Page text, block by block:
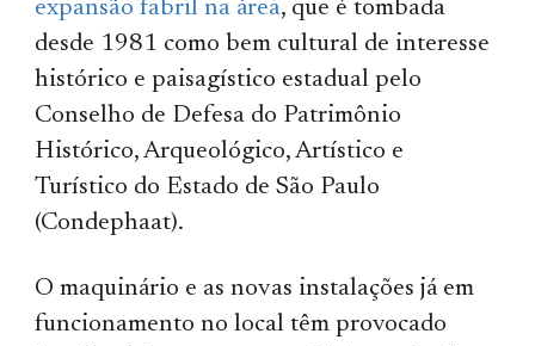
expansão fabril na área, que é tombada
desde 1981 como bem cultural de interesse
histórico e paisagístico estadual pelo
Conselho de Defesa do Patrimônio
Histórico, Arqueológico, Artístico e
Turístico do Estado de São Paulo
(Condephaat).
O maquinário e as novas instalações já em
funcionamento no local têm provocado